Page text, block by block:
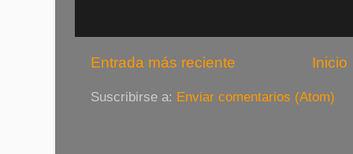
Entrada más reciente Inicio
Suscribirse a: Enviar comentarios (Atom)